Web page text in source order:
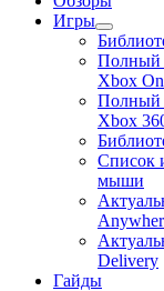
Игры
раскрыть
меню
Полный
Xbox
Полный
Xbox
Список
мыши
Delivery
Гайды